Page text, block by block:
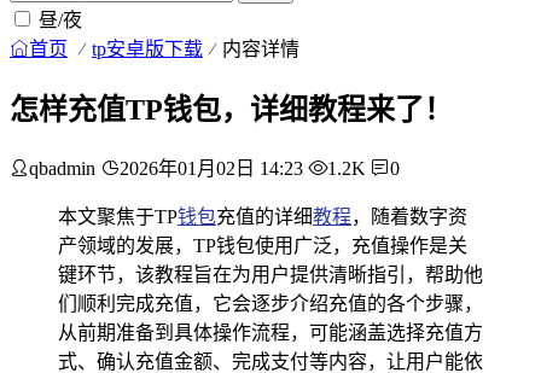
昼/夜
首页 tp安卓版下载 内容详情
怎样充值TP钱包，详细教程来了！
qbadmin 2026年01月02日 14:23 1.2K 0
本文聚焦于TP钱包充值的详细教程，随着数字资
产领域的发展，TP钱包使用广泛，充值操作是关
键环节，该教程旨在为用户提供清晰指引，帮助他
们顺利完成充值，它会逐步介绍充值的各个步骤，
从前期准备到具体操作流程，可能涵盖选择充值方
式、确认充值金额、完成支付等内容，让用户能依